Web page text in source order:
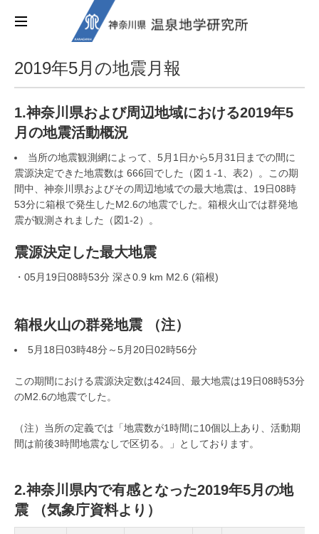
2019年5月の地震月報
1.神奈川県および周辺地域における2019年5
月の地震活動概況
当所の地震観測網によって、5月1日から5月31日までの間に
震源決定できた地震数は 666回でした（図１-1、表2）。この期
間中、神奈川県およびその周辺地域での最大地震は、19日08時
53分に箱根で発生したM2.6の地震でした。箱根火山では群発地
震が観測されました（図1-2）。
震源決定した最大地震
・05月19日08時53分 深さ0.9 km M2.6 (箱根)
箱根火山の群発地震 （注）
5月18日03時48分～5月20日02時56分
この期間における震源決定数は424回、最大地震は19日08時53分
のM2.6の地震でした。
（注）当所の定義では「地震数が1時間に10個以上あり、活動期
間は前後3時間地震なしで区切る。」としております。
2.神奈川県内で有感となった2019年5月の地
震 （気象庁資料より）